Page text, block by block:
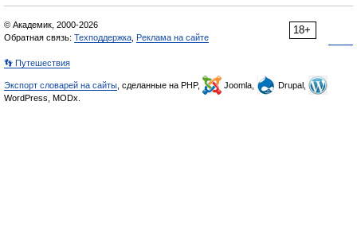
18+
© Академик, 2000-2026
Обратная связь: Техподдержка Реклама на сайте
👣 Путешествия
Экспорт словарей на сайты , сделанные на PHP, Joomla,
Drupal,
WordPress, MODx.